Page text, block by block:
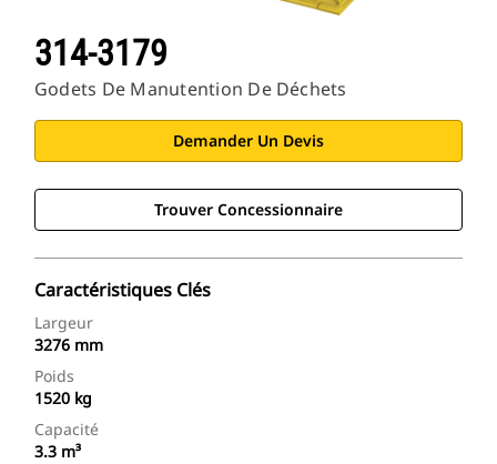
314-3179
Godets De Manutention De Déchets
Demander Un Devis
Trouver Concessionnaire
Caractéristiques Clés
Largeur
3276 mm
Poids
1520 kg
Capacité
3.3 m³